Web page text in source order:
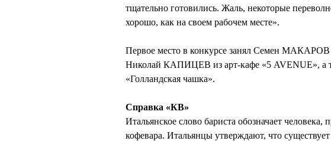
тщательно готовились. Жаль, некоторые
хорошо, как на своем рабочем месте».
Первое место в конкурсе занял Семен МАКАРОВ
Николай КАПИЦЕВ из арт-кафе «5 AVENUE»,
«Голландская чашка».
Справка «КВ»
Итальянское слово бариста обозначает человека,
кофевара. Итальянцы утверждают, что